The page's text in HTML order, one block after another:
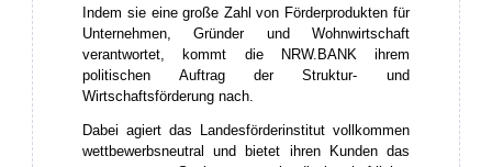
Indem sie eine große Zahl von Förderprodukten für
Unternehmen, Gründer und Wohnwirtschaft
verantwortet, kommt die NRW.BANK ihrem
politischen Auftrag der Struktur- und
Wirtschaftsförderung nach.
Dabei agiert das Landesförderinstitut vollkommen
wettbewerbsneutral und bietet ihren Kunden das